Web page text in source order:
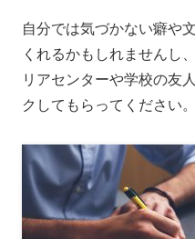
自分では気づかない癖や
くれるかもしれませんし
リアセンターや学校の友
クしてもらってください。